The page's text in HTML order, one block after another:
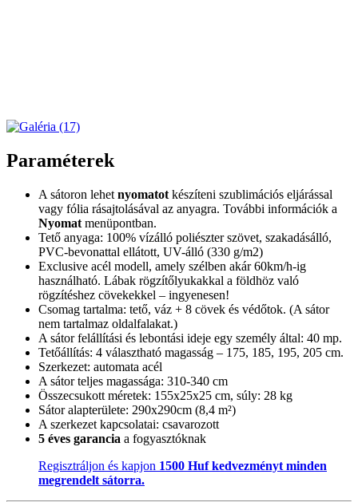
Paraméterek
A sátoron lehet nyomatot készíteni szublimációs eljárással
vagy fólia rásajtolásával az anyagra. További információk a
Nyomat menüpontban.
Tető anyaga: 100% vízálló poliészter szövet, szakadásálló,
PVC-bevonattal ellátott, UV-álló (330 g/m2)
Exclusive acél modell, amely szélben akár 60km/h-ig
használható. Lábak rögzítőlyukakkal a földhöz való
rögzítéshez cövekekkel – ingyenesen!
Csomag tartalma: tető, váz + 8 cövek és védőtok. (A sátor
nem tartalmaz oldalfalakat.)
A sátor felállítási és lebontási ideje egy személy által: 40 mp.
Tetőállítás: 4 választható magasság – 175, 185, 195, 205 cm.
Szerkezet: automata acél
A sátor teljes magassága: 310-340 cm
Összecsukott méretek: 155x25x25 cm, súly: 28 kg
Sátor alapterülete: 290x290cm (8,4 m²)
A szerkezet kapcsolatai: csavarozott
5 éves garancia a fogyasztóknak
Regisztráljon és kapjon 1500 Huf kedvezményt minden
megrendelt sátorra.